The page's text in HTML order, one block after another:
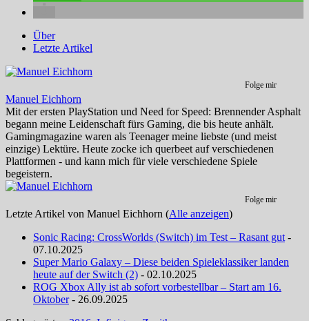
Über
Letzte Artikel
Folge mir
Manuel Eichhorn
Mit der ersten PlayStation und Need for Speed: Brennender Asphalt
begann meine Leidenschaft fürs Gaming, die bis heute anhält.
Gamingmagazine waren als Teenager meine liebste (und meist
einzige) Lektüre. Heute zocke ich querbeet auf verschiedenen
Plattformen - und kann mich für viele verschiedene Spiele
begeistern.
Folge mir
Letzte Artikel von Manuel Eichhorn (Alle anzeigen)
Sonic Racing: CrossWorlds (Switch) im Test – Rasant gut -
07.10.2025
Super Mario Galaxy – Diese beiden Spieleklassiker landen
heute auf der Switch (2) - 02.10.2025
ROG Xbox Ally ist ab sofort vorbestellbar – Start am 16.
Oktober- 26.09.2025